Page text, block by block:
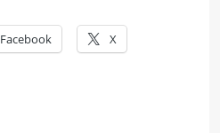
Facebook X